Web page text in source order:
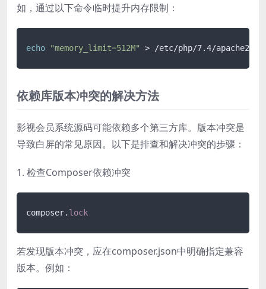
如，通过以下命令临时提升内存限制：
echo "memory_limit=512M" > /etc/php/7.4/apache2/
依赖库版本冲突的解决方法
影视会员系统源码可能依赖多个第三方库。版本冲突是
导致白屏的常见原因。以下是排查和解决冲突的步骤：
1. 检查Composer依赖冲突
composer. lock
若发现版本冲突，应在composer.json中明确指定兼容
版本。例如：